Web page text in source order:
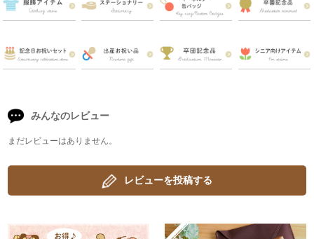
みんなのレビュー
まだレビューはありません。
レビューを投稿する